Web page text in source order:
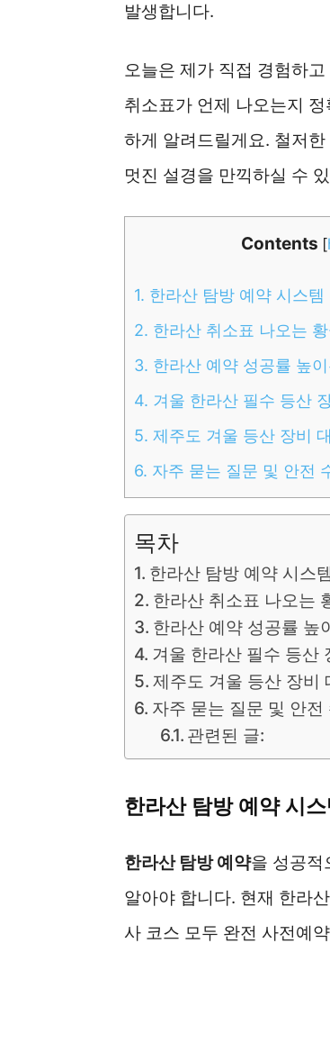
발생합니다.
오늘은 제가 직접 경험하
취소표가 언제 나오는지
하게 알려드릴게요. 철저
멋진 설경을 만끽하실 수
Contents [
1. 한라산 탐방 예약 시스템
2. 한라산 취소표 나오는
3. 한라산 예약 성공률 높
4. 겨울 한라산 필수 등산
5. 제주도 겨울 등산 장비
6. 자주 묻는 질문 및 안전
목차
한라산 탐방 예약 시스
한라산 취소표 나오는
한라산 예약 성공률 높
겨울 한라산 필수 등산
제주도 겨울 등산 장비
자주 묻는 질문 및 안전
관련된 글:
한라산 탐방 예약 시
한라산 탐방 예약을 성공적
알아야 합니다. 현재 한라
사 코스 모두 완전 사전예